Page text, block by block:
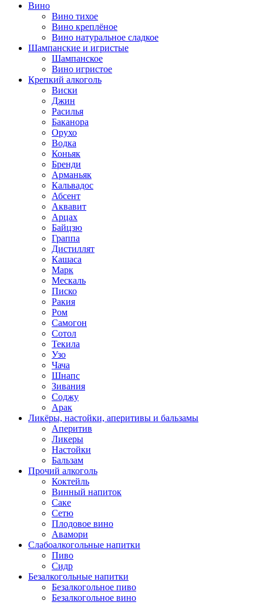
Вино
Вино тихое
Вино креплёное
Вино натуральное сладкое
Шампанские и игристые
Шампанское
Вино игристое
Крепкий алкоголь
Виски
Джин
Расилья
Баканора
Орухо
Водка
Коньяк
Бренди
Арманьяк
Кальвадос
Абсент
Аквавит
Арцах
Байцзю
Граппа
Дистиллят
Кашаса
Марк
Мескаль
Писко
Ракия
Ром
Самогон
Сотол
Текила
Узо
Чача
Шнапс
Зивания
Соджу
Арак
Ликёры, настойки, аперитивы и бальзамы
Аперитив
Ликеры
Настойки
Бальзам
Прочий алкоголь
Коктейль
Винный напиток
Саке
Сетю
Плодовое вино
Авамори
Слабоалкогольные напитки
Пиво
Сидр
Безалкогольные напитки
Безалкогольное пиво
Безалкогольное вино